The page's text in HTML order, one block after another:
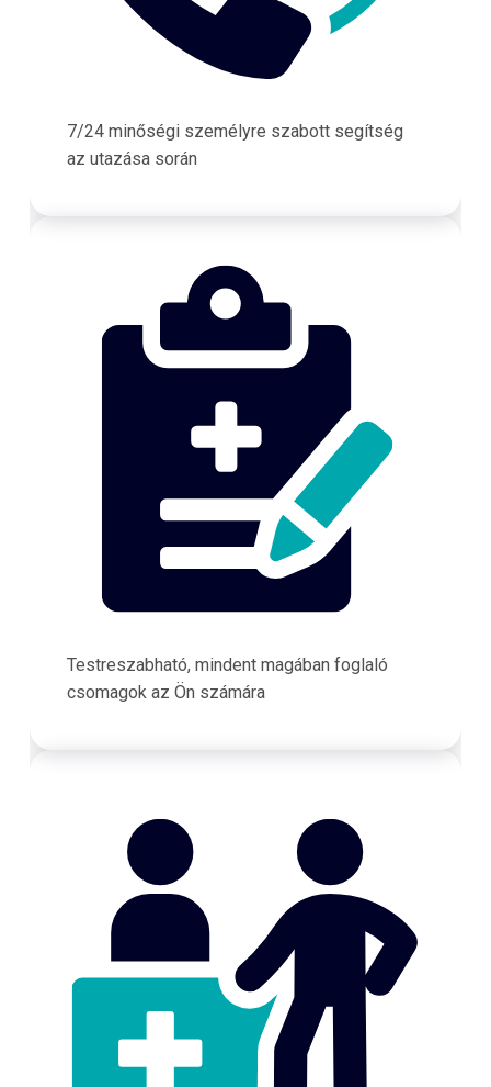
7/24 minőségi személyre szabott segítség
az utazása során
Testreszabható, mindent magában foglaló
csomagok az Ön számára